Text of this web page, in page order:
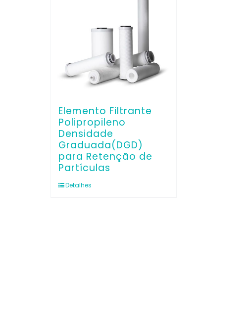
Elemento Filtrante
Polipropileno
Densidade
Graduada(DGD)
para Retenção de
Partículas
Detalhes